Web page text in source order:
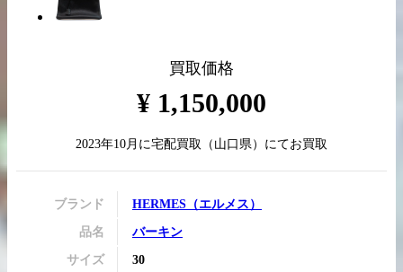
買取実績はこちらから
買取価格
¥ 1,150,000
2023年10月 に宅配買取 （ 山口県）にてお買取
ブランド HERMES （エルメス ）
品名 バーキン
サイズ 30